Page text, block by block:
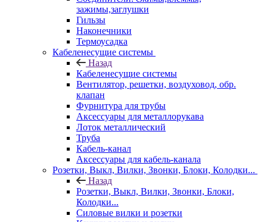
зажимы,заглушки
Гильзы
Наконечники
Термоусадка
Кабеленесущие системы
Назад
Кабеленесущие системы
Вентилятор, решетки, воздуховод, обр.
клапан
Фурнитура для трубы
Аксессуары для металлорукава
Лоток металлический
Труба
Кабель-канал
Аксессуары для кабель-канала
Розетки, Выкл, Вилки, Звонки, Блоки, Колодки...
Назад
Розетки, Выкл, Вилки, Звонки, Блоки,
Колодки...
Силовые вилки и розетки